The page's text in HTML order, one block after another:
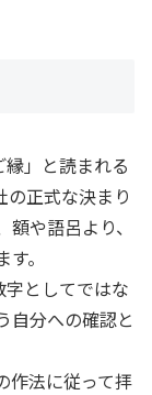
」と読まれる
の正式な決まり
や語呂より、
。
としてではな
自分への確認と
作法に従って拝